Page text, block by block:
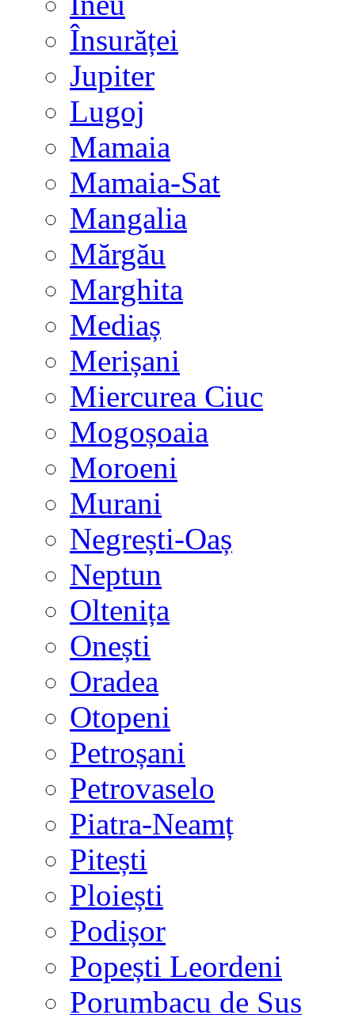
Însurăței
Jupiter
Lugoj
Mamaia
Mamaia-Sat
Mangalia
Mărgău
Marghita
Mediaș
Merișani
Miercurea Ciuc
Mogoșoaia
Moroeni
Murani
Negrești-Oaș
Neptun
Oltenița
Onești
Oradea
Otopeni
Petroșani
Petrovaselo
Piatra-Neamț
Pitești
Ploiești
Podișor
Popești Leordeni
Porumbacu de Sus